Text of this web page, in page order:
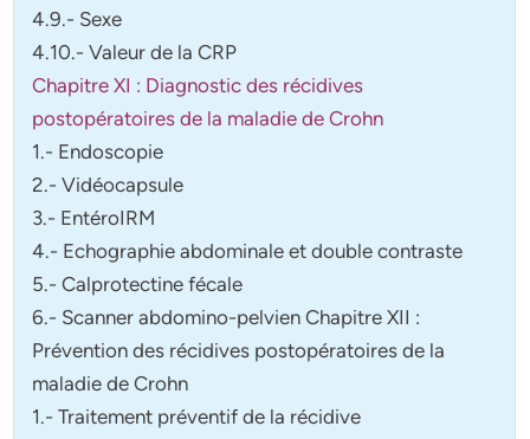
4.9.- Sexe
4.10.- Valeur de la CRP
Chapitre XI : Diagnostic des récidives
postopératoires de la maladie de Crohn
1.- Endoscopie
2.- Vidéocapsule
3.- EntéroIRM
4.- Echographie abdominale et double contraste
5.- Calprotectine fécale
6.- Scanner abdomino-pelvien Chapitre XII :
Prévention des récidives postopératoires de la
maladie de Crohn
1.- Traitement préventif de la récidive